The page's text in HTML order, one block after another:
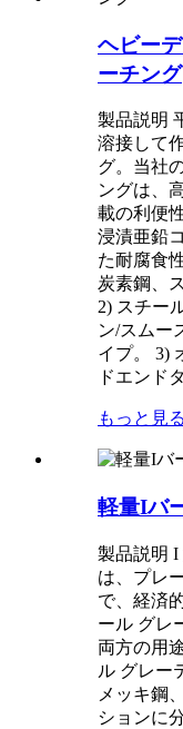
ヘビー
ーチング
製品説明
溶接して
グ。当社
ングは、
載の利便
浸漬亜鉛
た耐腐食
炭素鋼、
2) スチー
ン/スムー
イプ。 3)
ドエンド
もっと見る
軽量Iバ
製品説明 I
は、プレ
で、経済
ール グレ
両方の用
ル グレー
メッキ鋼
ションに